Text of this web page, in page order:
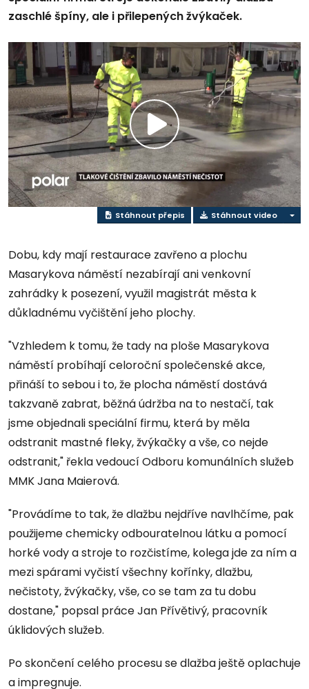
zaschlé špíny, ale i přilepených žvýkaček.
Přehrát
video
Stáhnout přepis Stáhnout video
Dobu, kdy mají restaurace zavřeno a plochu
Masarykova náměstí nezabírají ani venkovní
zahrádky k posezení, využil magistrát města k
důkladnému vyčištění jeho plochy.
"Vzhledem k tomu, že tady na ploše Masarykova
náměstí probíhají celoroční společenské akce,
přináší to sebou i to, že plocha náměstí dostává
takzvaně zabrat, běžná údržba na to nestačí, tak
jsme objednali speciální firmu, která by měla
odstranit mastné fleky, žvýkačky a vše, co nejde
odstranit," řekla vedoucí Odboru komunálních služeb
MMK Jana Maierová.
"Provádíme to tak, že dlažbu nejdříve navlhčíme, pak
použijeme chemicky odbouratelnou látku a pomocí
horké vody a stroje to rozčistíme, kolega jde za ním a
mezi spárami vyčistí všechny kořínky, dlažbu,
nečistoty, žvýkačky, vše, co se tam za tu dobu
dostane," popsal práce Jan Přívětivý, pracovník
úklidových služeb.
Po skončení celého procesu se dlažba ještě oplachuje
a impregnuje.